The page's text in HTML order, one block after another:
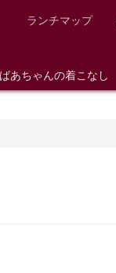
ランチマップ
あちゃんの着こなし